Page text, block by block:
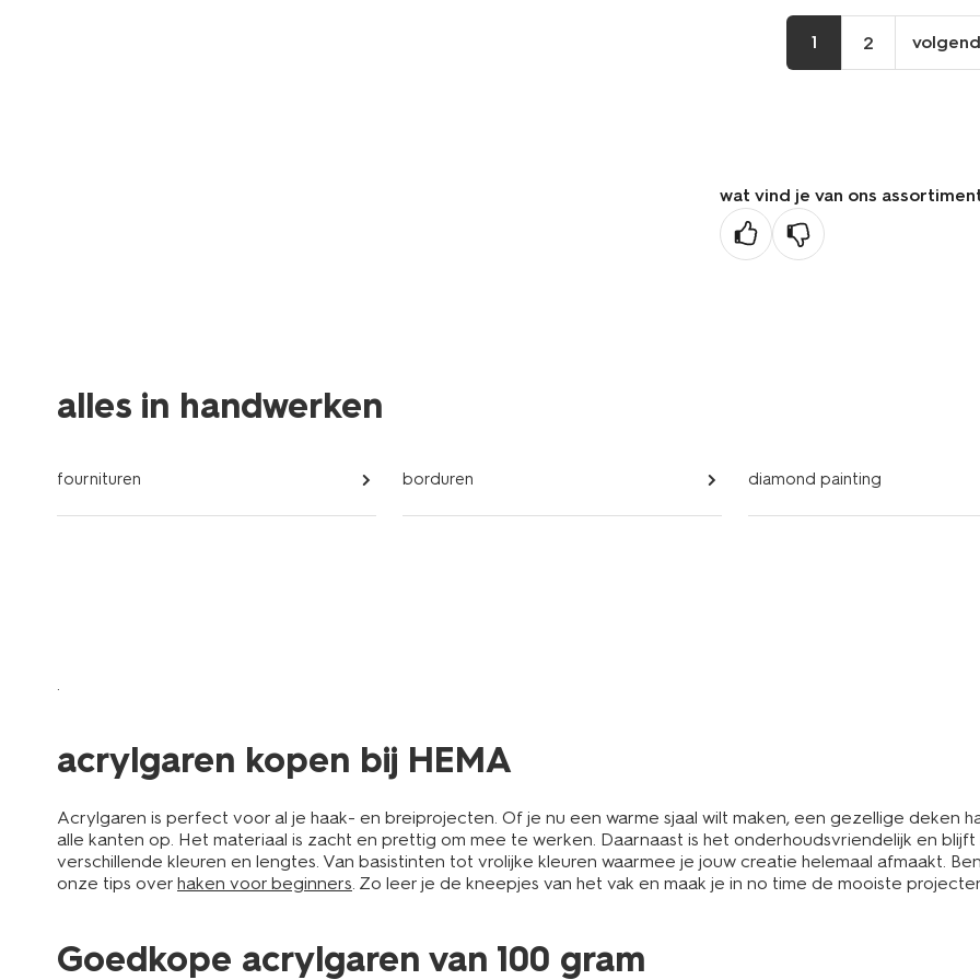
1 2
wat vind je van ons
alles in handwerken
fournituren borduren diamond painting
.
acrylgaren kopen bij HEMA
Acrylgaren is perfect voor al je haak- en breiprojecten. Of je nu een warme sjaal wilt maken, een gezellige deken
alle kanten op. Het materiaal is zacht en prettig om mee te werken. Daarnaast is het onderhoudsvriendelijk en
verschillende kleuren en lengtes. Van basistinten tot vrolijke kleuren waarmee je jouw creatie helemaal afmaakt.
onze tips over haken voor beginners. Zo leer je de kneepjes van het vak en maak je in no time de mooiste
Goedkope acrylgaren van 100 gram